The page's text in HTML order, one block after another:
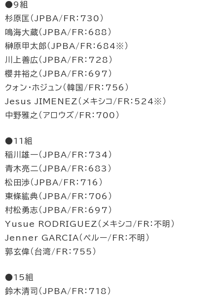
●9組
杉原匡（JPBA/FR：730）
鳴海大蔵（JPBA/FR：688）
榊原甲太郎（JPBA/FR：684※）
川上善広（JPBA/FR：728）
櫻井裕之（JPBA/FR：697）
クォン・ホジュン（韓国/FR：756）
Jesus JIMENEZ（メキシコ/FR：524※）
中野雅之（アロウズ/FR：700）
●11組
稲川雄一（JPBA/FR：734）
青木亮二（JPBA/FR：683）
松田渉（JPBA/FR：716）
東條紘典（JPBA/FR：706）
村松勇志（JPBA/FR：697）
Yusue RODRIGUEZ（メキシコ/FR：不明）
Jenner GARCIA（ペルー/FR：不明）
郭玄偉（台湾/FR：755）
●15組
鈴木清司（JPBA/FR：718）